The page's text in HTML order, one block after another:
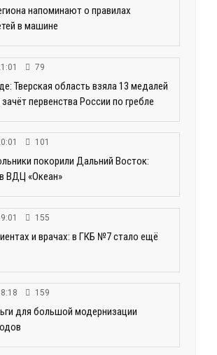
напоминают о правилах
в машине
79
Тверская область взяла 13 медалей
первенства России по гребле
101
покорили Дальний Восток:
ВДЦ «Океан»
155
и врачах: в ГКБ №7 стало ещё
159
для большой модернизации